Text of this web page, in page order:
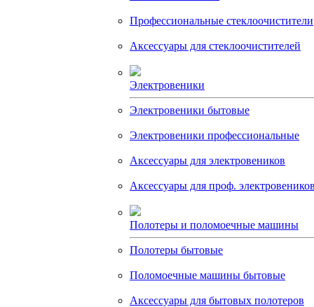
Профессиональные стеклоочистители
Аксессуары для стеклоочистителей
Электровеники
Электровеники бытовые
Электровеники профессиональные
Аксессуары для электровеников
Аксессуары для проф.
Полотеры и поломоечные машины
Полотеры бытовые
Поломоечные машины бытовые
Аксессуары для бытовых полотеров